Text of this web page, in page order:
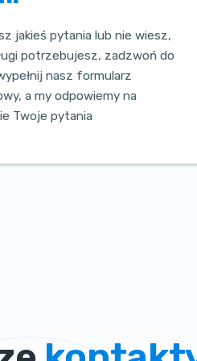
jakieś pytania lub nie wiesz,
potrzebujesz, zadzwoń do
nasz formularz
a my odpowiemy na
Twoje pytania